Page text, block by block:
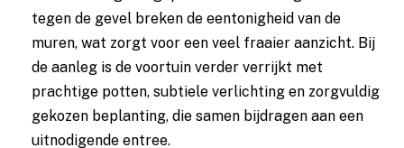
tegen de gevel breken de eentonigheid van de
muren, wat zorgt voor een veel fraaier aanzicht. Bij
de aanleg is de voortuin verder verrijkt met
prachtige potten, subtiele verlichting en zorgvuldig
gekozen beplanting, die samen bijdragen aan een
uitnodigende entree.